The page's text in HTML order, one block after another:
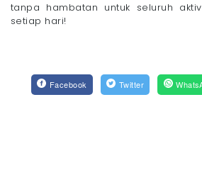
tanpa hambatan untuk seluruh
setiap hari!
Facebook Twitter